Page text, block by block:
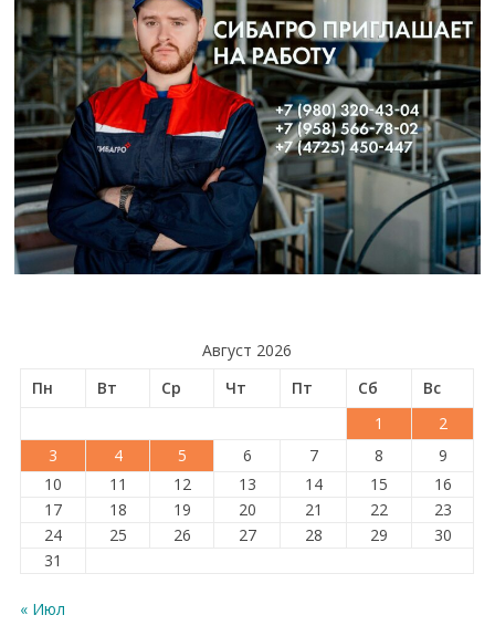
Август 2026
Пн
Вт Ср Чт Пт Сб
Вс
1
2
3
4 5 6 7 8
9
10
11 12 13 14 15
16
17
18 19 20 21 22
23
24
25 26 27 28 29
30
31
« Июл